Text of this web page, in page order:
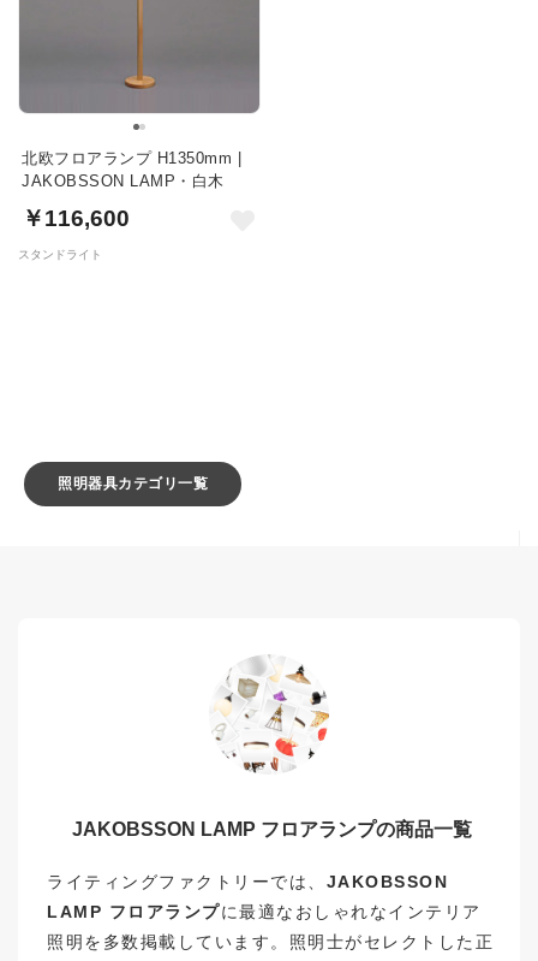
北欧フロアランプ H1350mm |
JAKOBSSON LAMP・白木
￥116,600
スタンドライト
照明器具カテゴリ一覧
JAKOBSSON LAMP フロアランプの商品一覧
ライティングファクトリーでは、 JAKOBSSON
LAMP フロアランプに最適なおしゃれなインテリア
照明を多数掲載しています。照明士がセレクトした正